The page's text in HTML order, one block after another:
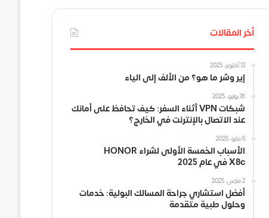
أخر المقالات
13 أكتوبر، 2025
إير وشر ما هو؟ من الألف إلى الياء
18 يوليو، 2025
شبكات VPN أثناء السفر: كيف تحافظ على أمانك
عند الاتصال بالإنترنت في الخارج؟
6 مايو، 2025
الأسباب الخمسة الأولى لشراء HONOR
X8c في عام 2025
2 مارس، 2025
أفضل استشاري جراحة المسالك البولية: خدمات
وحلول طبية متقدمة